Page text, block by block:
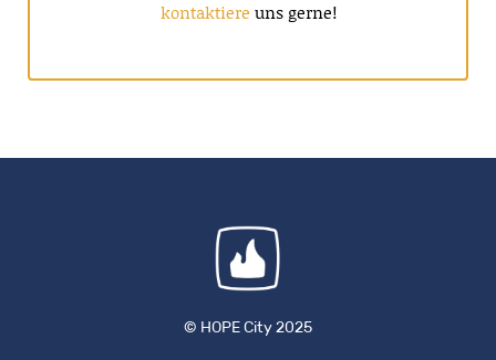
kontaktiere uns gerne!
© HOPE City 2025